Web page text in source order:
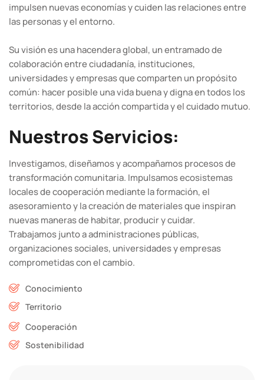
impulsen nuevas economías y cuiden las relaciones entre
las personas y el entorno.
Su visión es una hacendera global, un entramado de
colaboración entre ciudadanía, instituciones,
universidades y empresas que comparten un propósito
común: hacer posible una vida buena y digna en todos los
territorios, desde la acción compartida y el cuidado mutuo.
Nuestros Servicios:
Investigamos, diseñamos y acompañamos procesos de
transformación comunitaria. Impulsamos ecosistemas
locales de cooperación mediante la formación, el
asesoramiento y la creación de materiales que inspiran
nuevas maneras de habitar, producir y cuidar.
Trabajamos junto a administraciones públicas,
organizaciones sociales, universidades y empresas
comprometidas con el cambio.
Conocimiento
Territorio
Cooperación
Sostenibilidad